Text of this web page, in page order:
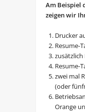
Am Beispiel
zeigen wir
Drucker
Resume-
zusätzlich
Resume-
zwei mal
(oder
Orange